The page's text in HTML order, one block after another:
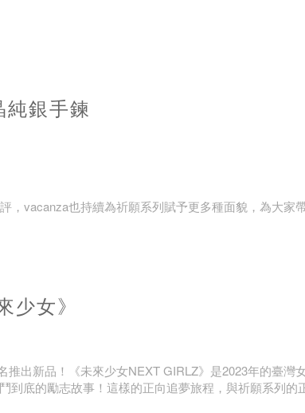
用下生成。由於地質環境、礦物含量、地熱壓
純銀手鍊
，vacanza也持續為祈願系列賦予更多種面貌，為大家
少女》
出新品！《未來少女NEXT GIRLZ》是2023年的臺灣
到底的勵志故事！這樣的正向追夢旅程，與祈願系列的